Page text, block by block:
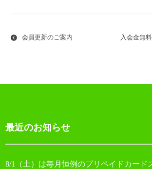
稿
ナ
ー
ン
会員更新のご案内
入会金無
最近のお知らせ
8/1（土）は毎月恒例のプリペイドカード